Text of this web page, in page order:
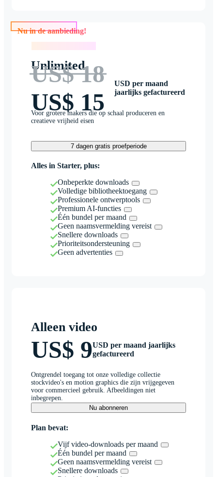
Nu in de aanbieding!
Unlimited
US$ 18
US$ 15
USD per maand
jaarlijks gefactureerd
Voor grotere makers die op schaal produceren en
creatieve vrijheid eisen
7 dagen gratis proefperiode
Alles in Starter, plus:
Onbeperkte downloads
Volledige bibliotheektoegang
Professionele ontwerptools
Premium AI-functies
Één bundel per maand
Geen naamsvermelding vereist
Snellere downloads
Prioriteitsondersteuning
Geen advertenties
Alleen video
US$ 9USD per maand jaarlijks
gefactureerd
Ontgrendel toegang tot onze volledige collectie
stockvideo's en motion graphics die zijn vrijgegeven
voor commercieel gebruik. Afbeeldingen niet
inbegrepen.
Nu abonneren
Plan bevat:
Vijf video-downloads per maand
Één bundel per maand
Geen naamsvermelding vereist
Snellere downloads